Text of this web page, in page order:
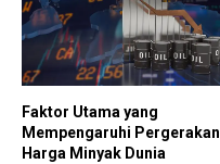
Faktor Utama yang
Mempengaruhi Pergerakan
Harga Minyak Dunia